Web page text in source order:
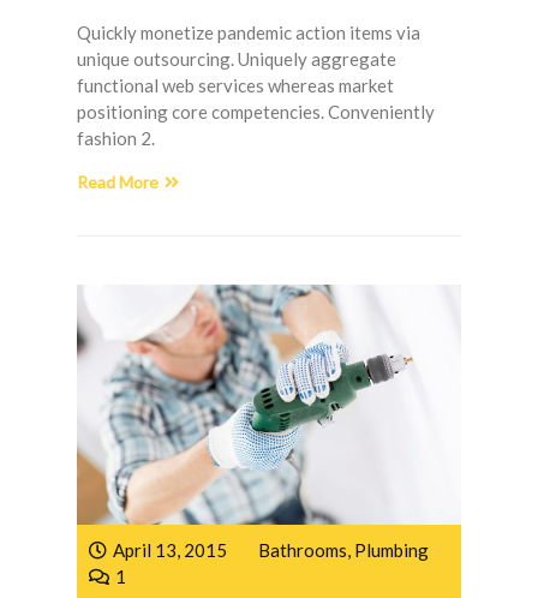
Quickly monetize pandemic action items via
unique outsourcing. Uniquely aggregate
functional web services whereas market
positioning core competencies. Conveniently
fashion 2.
Read More
April 13, 2015 Bathrooms, Plumbing
1